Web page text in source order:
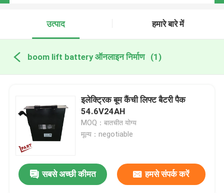
उत्पाद हमारे बारे में
boom lift battery ऑनलाइन निर्माण (1)
इलेक्ट्रिक बूम कैंची लिफ्ट बैटरी पैक
54.6V24AH
MOQ：बातचीत योग्य
मूल्य：negotiable
सबसे अच्छी कीमत हमसे संपर्क करें